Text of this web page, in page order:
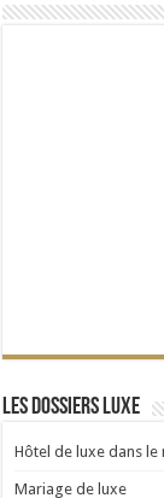
Les dossiers Luxe
Hôtel de luxe dans le
Mariage de luxe